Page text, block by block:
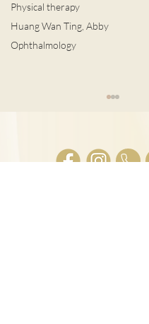
Physical therapy
Huang Wan Ting, Abby
Ophthalmology